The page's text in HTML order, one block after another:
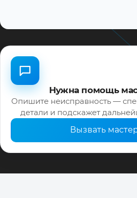
Нужна помощь
Опишите неисправность —
детали и подскажет
Вызвать